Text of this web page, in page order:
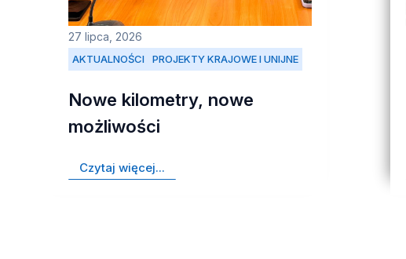
AKTUALNOŚCI PROJEKTY KRAJOWE I UNIJNE
27 lipca, 2026
Nowe kilometry, nowe
możliwości
Czytaj więcej...